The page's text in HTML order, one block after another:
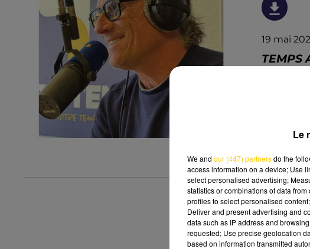
19 mai
TEMPS
Quatre
duquel
de tirs
dont a
pour le
le sien, et
abordera
Le
We and our (447) partnersdo the
access information on a device; Use
select personalised advertising;
statistics or combinations of data
profiles to select personalised
Deliver and present advertising and
data such as IP address and
requested; Use precise geolocation
based on information transmitted